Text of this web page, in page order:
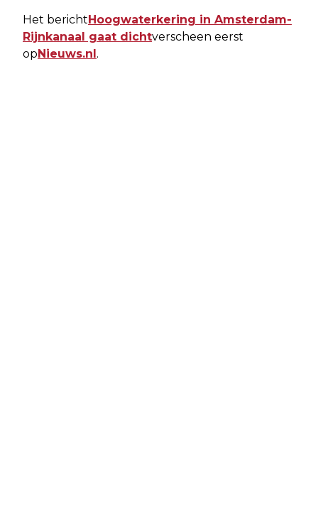
Het bericht Hoogwaterkering in Amsterdam-
Rijnkanaal gaat dichtverscheen eerst
op Nieuws.nl .